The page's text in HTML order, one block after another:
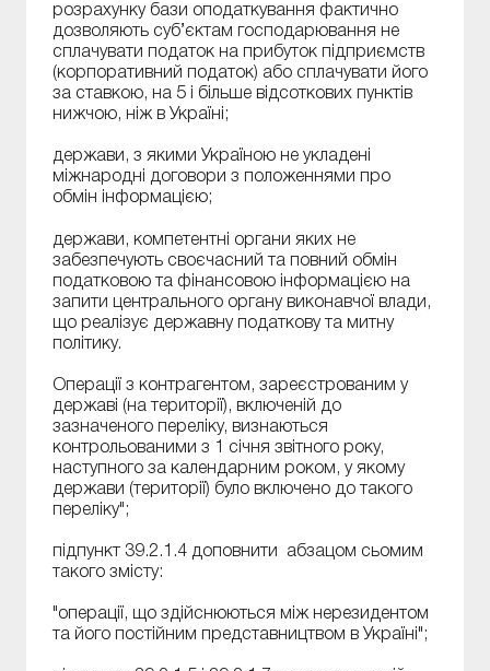
розрахунку бази оподаткування фактично
дозволяють суб’єктам господарювання не
сплачувати податок на прибуток підприємств
(корпоративний податок) або сплачувати його
за ставкою, на 5 і більше відсоткових пунктів
нижчою, ніж в Україні;
держави, з якими Україною не укладені
міжнародні договори з положеннями про
обмін інформацією;
держави, компетентні органи яких не
забезпечують своєчасний та повний обмін
податковою та фінансовою інформацією на
запити центрального органу виконавчої влади,
що реалізує державну податкову та митну
політику.
Операції з контрагентом, зареєстрованим у
державі (на території), включеній до
зазначеного переліку, визнаються
контрольованими з 1 січня звітного року,
наступного за календарним роком, у якому
держави (території) було включено до такого
переліку";
підпункт 39.2.1.4 доповнити абзацом сьомим
такого змісту:
"операції, що здійснюються між нерезидентом
та його постійним представництвом в Україні";